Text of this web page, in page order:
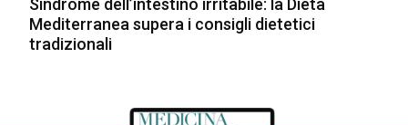
Sindrome dell’intestino irritabile: la Dieta
Mediterranea supera i consigli dietetici
tradizionali